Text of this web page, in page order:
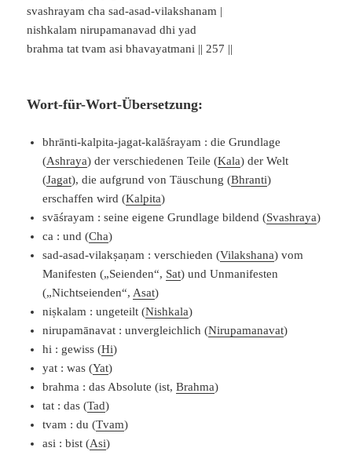
svashrayam cha sad-asad-vilakshanam |
nishkalam nirupamanavad dhi yad
brahma tat tvam asi bhavayatmani || 257 ||
Wort-für-Wort-Übersetzung:
bhrānti-kalpita-jagat-kalāśrayam : die Grundlage
(Ashraya) der verschiedenen Teile (Kala) der Welt
(Jagat), die aufgrund von Täuschung (Bhranti)
erschaffen wird (Kalpita)
svāśrayam : seine eigene Grundlage bildend (Svashraya)
ca : und (Cha)
sad-asad-vilakṣaṇam : verschieden (Vilakshana) vom
Manifesten („Seienden“, Sat) und Unmanifesten
(„Nichtseienden“,Asat)
niṣkalam : ungeteilt (Nishkala)
nirupamānavat : unvergleichlich (Nirupamanavat)
hi : gewiss (Hi)
yat : was (Yat)
brahma : das Absolute (ist,Brahma)
tat : das (Tad)
tvam : du (Tvam)
asi : bist (Asi)